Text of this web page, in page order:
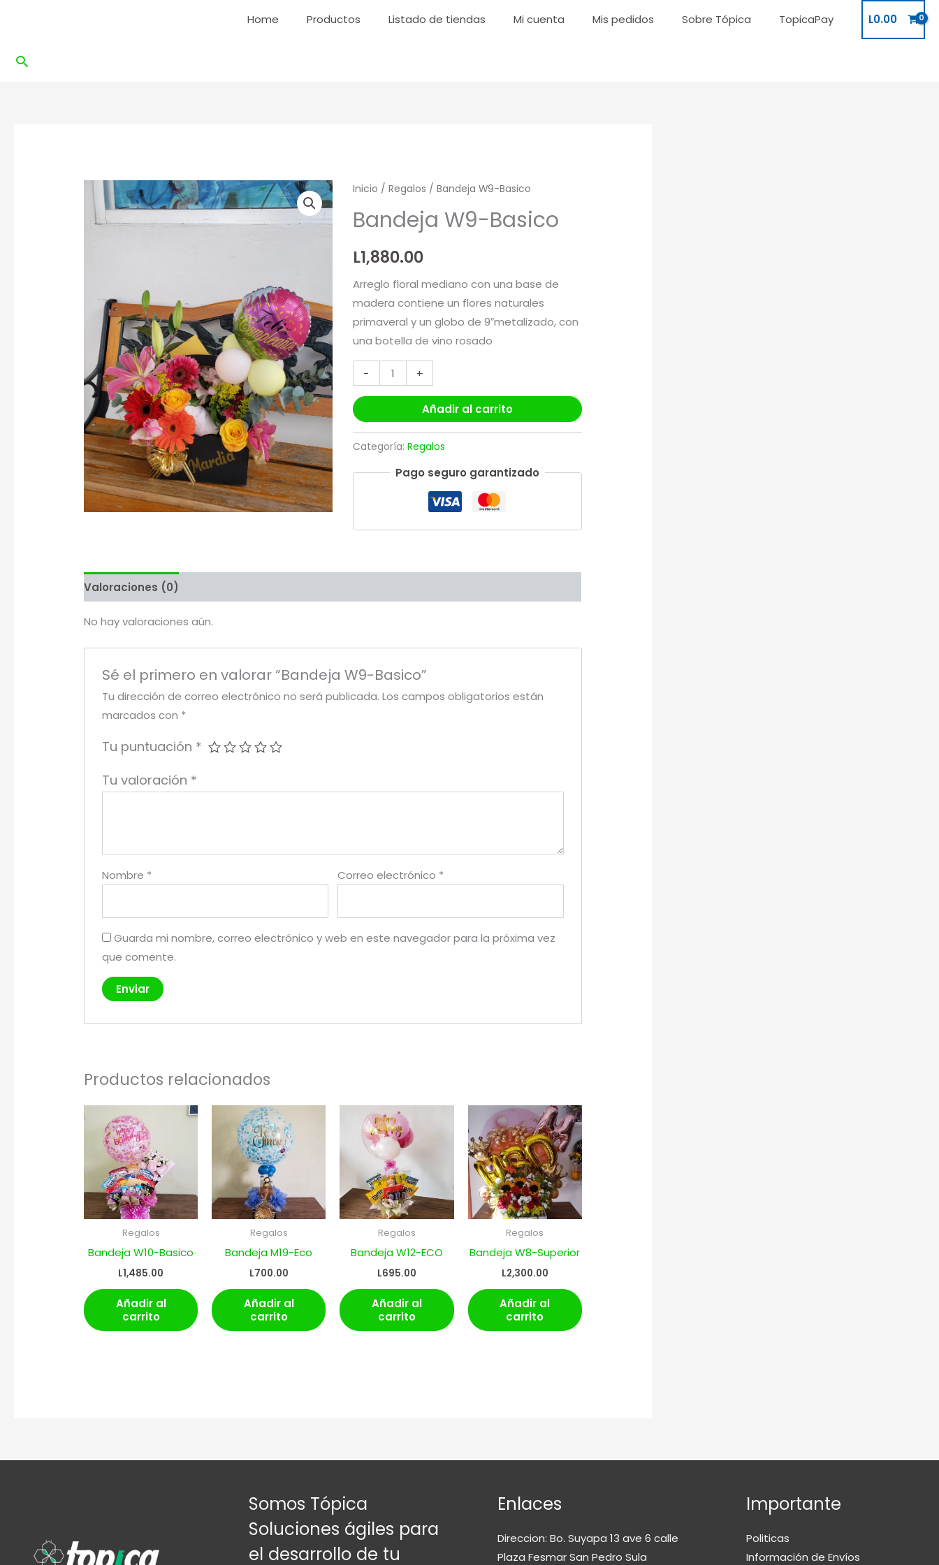
Home Productos Listado de tiendas Mi cuenta Mis pedidos Sobre Tópica TopicaPay L0.00
Buscar
Inicio / Regalos / Bandeja W9-Basico
Bandeja W9-Basico
L1,880.00
Arreglo floral mediano con una base de
madera contiene un flores naturales
primaveral y un globo de 9″metalizado, con
una botella de vino rosado
-
Bandeja
Basico
+
Añadir al carrito
Categoría: Regalos
Pago seguro garantizado
Valoraciones (0)
No hay valoraciones aún.
Sé el primero en valorar “Bandeja W9-Basico”
Tu dirección de correo electrónico no será publicada. Los campos obligatorios están
marcados con *
Tu puntuación *
Tu valoración *
Nombre * Correo electrónico *
Guarda mi nombre, correo electrónico y web en este navegador para la próxima vez
que comente.
Productos relacionados
Regalos
Bandeja W10-Basico
L1,485.00
Añadir al
carrito
Regalos
Bandeja M19-Eco
L700.00
Añadir al
carrito
Regalos
Bandeja W12-ECO
L695.00
Añadir al
carrito
Regalos
Bandeja W8-Superior
L2,300.00
Añadir al
carrito
Somos Tópica
Soluciones ágiles para
el desarrollo de tu
Enlaces
Direccion: Bo. Suyapa 13 ave 6 calle
Plaza Fesmar San Pedro Sula
Importante
Politicas
Información de Envíos